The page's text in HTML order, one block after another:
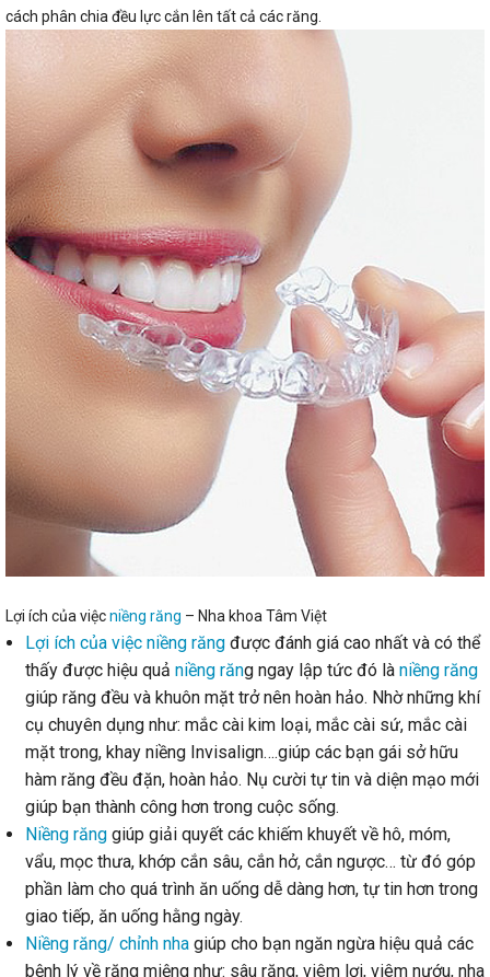
cách phân chia đều lực cắn lên tất cả các răng.
Lợi ích của việcniềng răng – Nha khoa Tâm Việt
Lợi ích của việc niềng răngđược đánh giá cao nhất và có thể
thấy được hiệu quả niềng răng ngay lập tức đó là niềng răng
giúp răng đều và khuôn mặt trở nên hoàn hảo. Nhờ những khí
cụ chuyên dụng như: mắc cài kim loại, mắc cài sứ, mắc cài
mặt trong, khay niềng Invisalign….giúp các bạn gái sở hữu
hàm răng đều đặn, hoàn hảo. Nụ cười tự tin và diện mạo mới
giúp bạn thành công hơn trong cuộc sống.
Niềng rănggiúp giải quyết các khiếm khuyết về hô, móm,
vẩu, mọc thưa, khớp cắn sâu, cắn hở, cắn ngược… từ đó góp
phần làm cho quá trình ăn uống dễ dàng hơn, tự tin hơn trong
giao tiếp, ăn uống hằng ngày.
Niềng răng/ chỉnh nhagiúp cho bạn ngăn ngừa hiệu quả các
bệnh lý về răng miệng như: sâu răng, viêm lợi, viêm nướu, nha